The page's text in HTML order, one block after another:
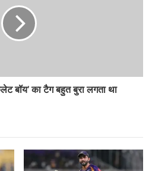
बॉय’ का टैग बहुत बुरा लगता था